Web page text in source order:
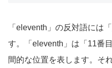
「eleventh」の反対語には「
す。「eleventh」は「11番
間的な位置を表します。そ